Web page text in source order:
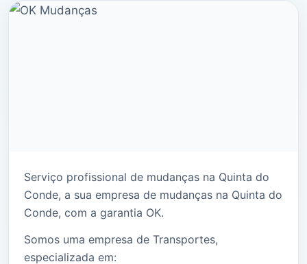
Serviço profissional de mudanças na Quinta do
Conde, a sua empresa de mudanças na Quinta do
Conde, com a garantia OK.
Somos uma empresa de Transportes,
especializada em: